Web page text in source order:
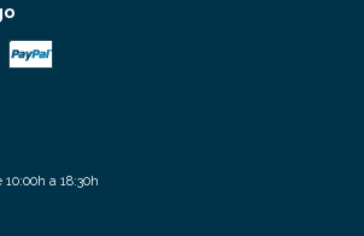
a 18:30h